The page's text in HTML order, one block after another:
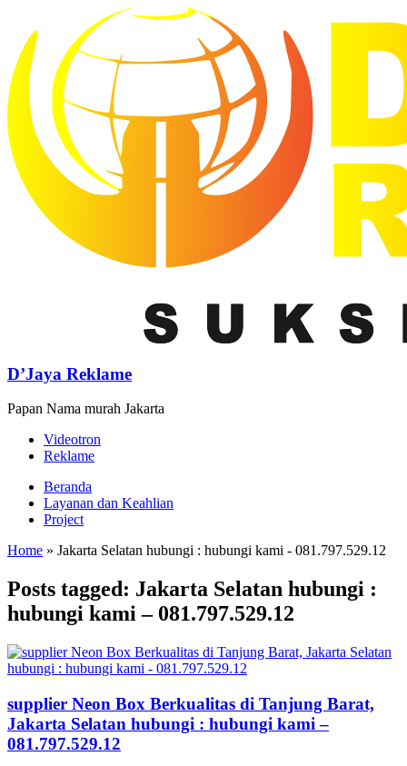
D’Jaya Reklame
Papan Nama murah Jakarta
Videotron
Reklame
Beranda
Layanan dan Keahlian
Project
Home » Jakarta Selatan hubungi : hubungi kami - 081.797.529.12
Posts tagged: Jakarta Selatan hubungi :
hubungi kami – 081.797.529.12
supplier Neon Box Berkualitas di Tanjung Barat,
Jakarta Selatan hubungi : hubungi kami –
081.797.529.12